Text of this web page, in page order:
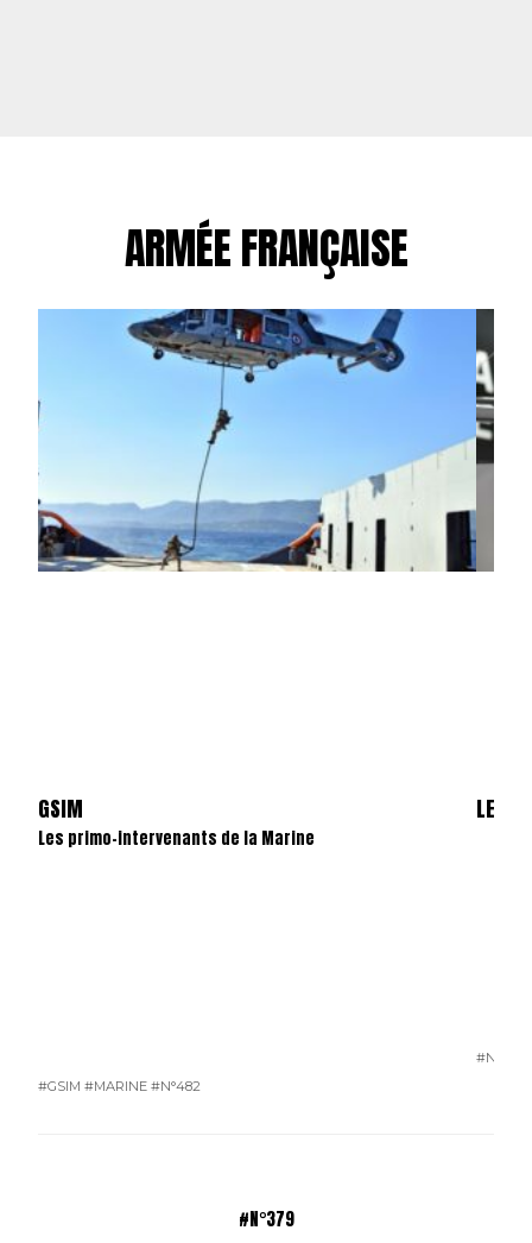
ARMÉE FRANÇAISE
GSIM
Les primo-intervenants de la Marine
#GSIM #MARINE #N°482
LES
#N°481
#N°379